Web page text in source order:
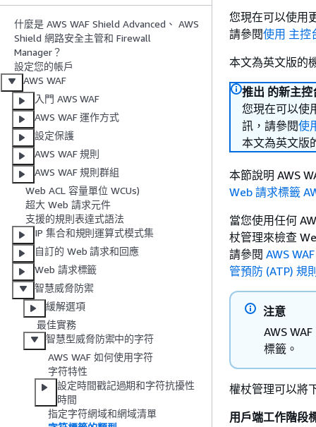
什麼是 AWS WAF Shield Advanced、 AWS
Shield 網路安全主管和 Firewall
Manager？
設定您的帳戶
AWS WAF
入門 AWS WAF
AWS WAF 運作方式
設定保護
AWS WAF 規則
AWS WAF 規則群組
Web ACL 容量單位 WCUs)
超大 Web 請求元件
支援的規則表達式語法
IP 集合和規則運算式模式集
自訂的 Web 請求和回應
Web 請求標籤
智慧威脅防禦
緩解選項
最佳實務
智慧型威脅防禦中的字符
AWS WAF 如何使用字符
字符特性
設定時間戳記過期和字符抗擾性
時間
指定字符網域和網域清單
您現在可以使用
請參閱使用 主控
本文為英文版的
推出 的新主控
您現在可以使
訊，請參閱使
本文為英文版
本節說明 AWS
Web 請求標籤
當您使用任何
杖管理來檢查
請參閱 AWS
管預防 (ATP) 規
注意
AWS
標籤。
權杖管理可以將
用戶端工作階段